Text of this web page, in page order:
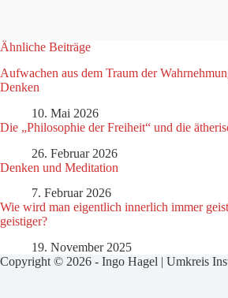
Ähnliche Beiträge
Aufwachen aus dem Traum der
Denken
10. Mai 2026
Die „Philosophie der Freiheit“ und die
26. Februar 2026
Denken und Meditation
7. Februar 2026
Wie wird man eigentlich innerlich immer
geistiger?
19. November 2025
Copyright © 2026 - Ingo Hagel | Umkreis